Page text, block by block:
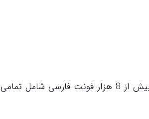
، شامل بیش از 8 هزار فونت فارسی شامل تمامی